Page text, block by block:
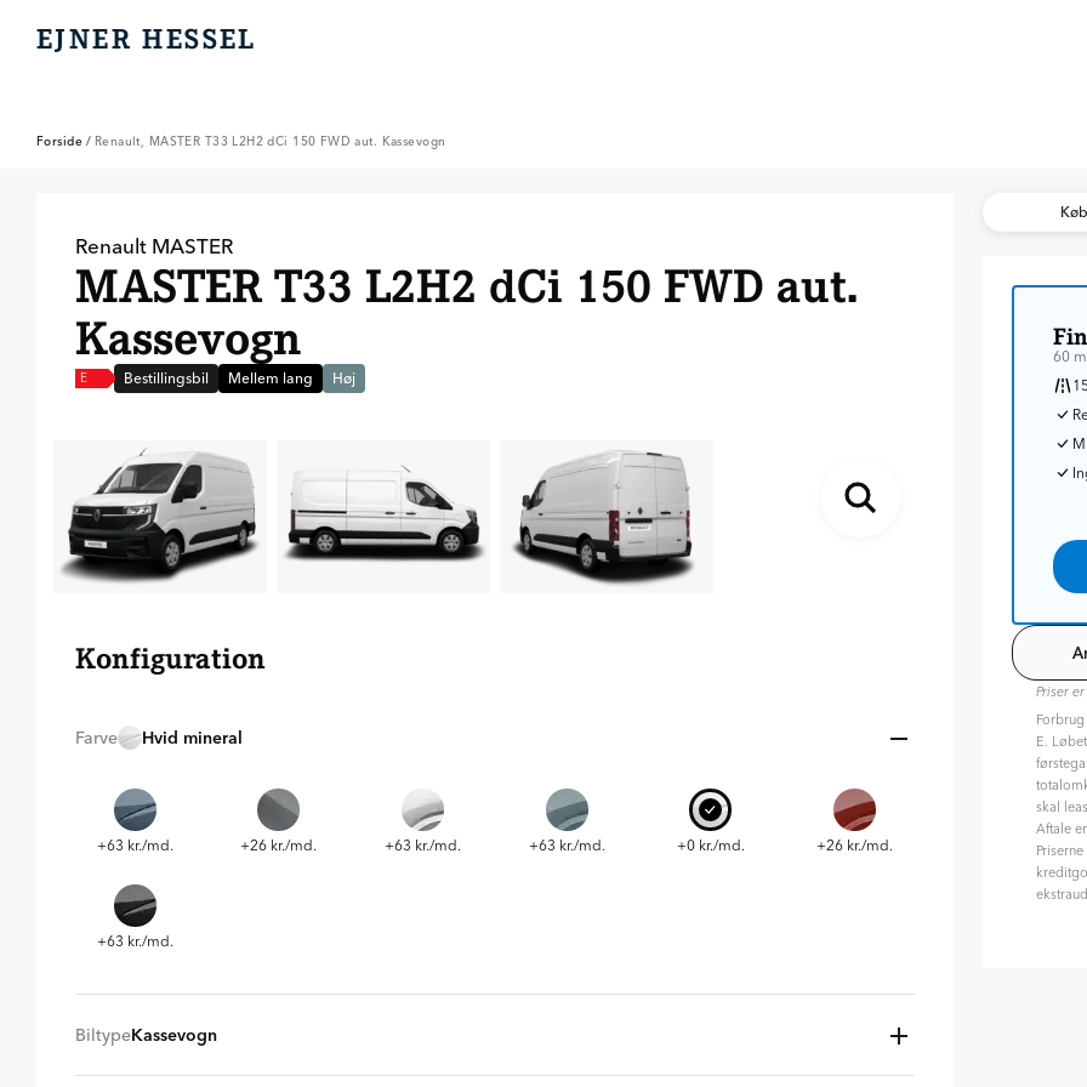
EJNER HESSEL
Forside / Renault, MASTER T33 L2H2 dCi 150 FWD aut. Kassevogn
Renault MASTER
MASTER T33 L2H2 dCi 150 FWD aut.
Kassevogn
E Bestillingsbil Mellem lang Høj
Konfiguration
Farve Hvid mineral
+63 kr./md. +26 kr./md. +63 kr./md. +63 kr./md. +0 kr./md. +26 kr./md.
+63 kr./md.
BiltypeKassevogn
60
Priser
E.
skal
Aftale